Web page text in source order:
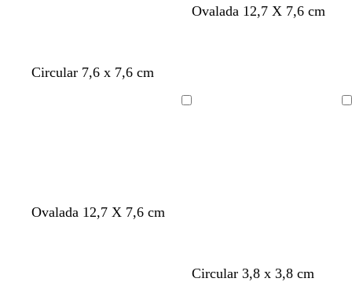
Circular 7,6 x 7,6 cm
Ovalada 12,7 X 7,6 cm
b
b
c
b
Ovalada 12,7 X 7,6 cm
a
b
c
b
Circular 3,8 x 3,8 cm